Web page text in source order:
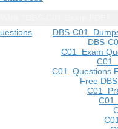
DBS-C01
DBS-
C01 Exam
C01
C01 Questions
Free
C01
C01